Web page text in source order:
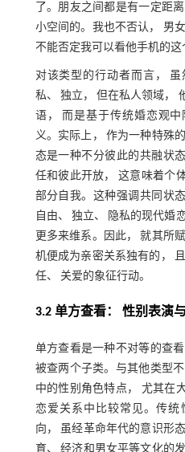
了。朋友之间都是有一定距
小空间的。我也不否认， 男
不能否定我可以看他手机的这
对该类型的行动者而言，
私、 独立， 但在私人领域，
语， 而是基于传统婚恋观
义。实际上， 作为一种特殊
态是一种不分彼此的共融状
任和彼此开放， 这意味着个
部分自我。这种强调共同状
自由、 独立、 隐私的现代婚
更多来维系。因此， 就其所
机便成为亲密关系独有的，
任、 关爱的象征行动。
3.2 单方查看： 性别表演
单方查看是一种不对等的查
被查两个子类。与其他类型
中的性别角色特点， 尤其在
恋爱关系中比较常见。传
向， 虽经革命年代的意识形
育、 经济和男女平等文化的